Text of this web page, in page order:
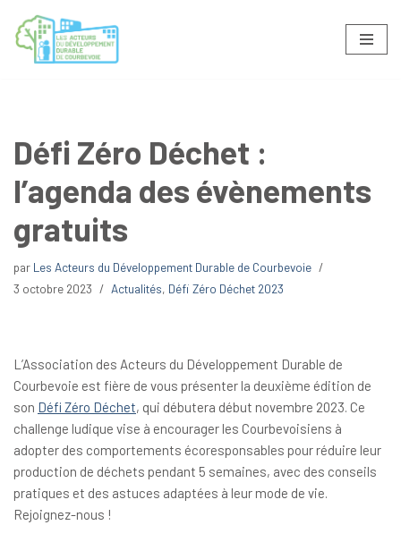
Aller
Défi Zéro Déchet :
l’agenda des évènements
gratuits
par Les Acteurs du Développement Durable de Courbevoie
3 octobre 2023
Actualités, Défi Zéro Déchet 2023
L’Association des Acteurs du Développement Durable de
Courbevoie est fière de vous présenter la deuxième édition de
son Défi Zéro Déchet, qui débutera début novembre 2023. Ce
challenge ludique vise à encourager les Courbevoisiens à
adopter des comportements écoresponsables pour réduire leur
production de déchets pendant 5 semaines, avec des conseils
pratiques et des astuces adaptées à leur mode de vie.
Rejoignez-nous !